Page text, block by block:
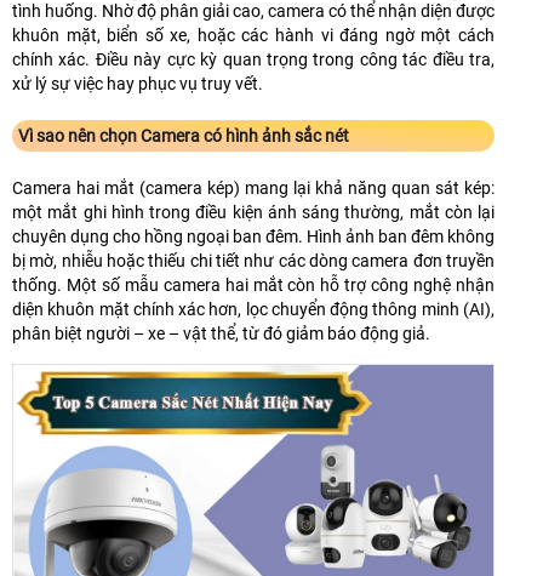
tình huống. Nhờ độ phân giải cao, camera có thể nhận diện được
khuôn mặt, biển số xe, hoặc các hành vi đáng ngờ một cách
chính xác. Điều này cực kỳ quan trọng trong công tác điều tra,
xử lý sự việc hay phục vụ truy vết.
Vì sao nên chọn Camera có hình ảnh sắc nét
Camera hai mắt (camera kép) mang lại khả năng quan sát kép:
một mắt ghi hình trong điều kiện ánh sáng thường, mắt còn lại
chuyên dụng cho hồng ngoại ban đêm. Hình ảnh ban đêm không
bị mờ, nhiễu hoặc thiếu chi tiết như các dòng camera đơn truyền
thống. Một số mẫu camera hai mắt còn hỗ trợ công nghệ nhận
diện khuôn mặt chính xác hơn, lọc chuyển động thông minh (AI),
phân biệt người – xe – vật thể, từ đó giảm báo động giả.